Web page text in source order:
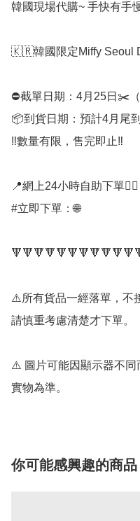
韓國現場代購~ 手快有手
🇰🇷韓國限定Miffy Seoul
⛔️截單日期：4月25日✂️（
📦到貨日期：預計4月尾
‼️數量有限，售完即止‼️
📍網上24小時自助下單👍🏻
#立即下單：🌐
⚠️所有貨品一經落單，不
請慎重考慮清楚才下單。
⚠️ 圖片可能因顯示器不同
實物為準。
你可能感興趣的商品